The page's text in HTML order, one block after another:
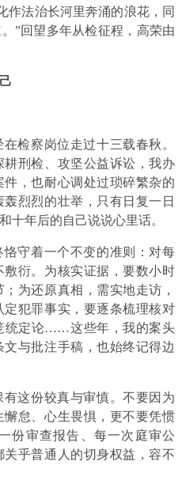
作法治长河里奔涌的浪花，同
”回望多年从检征程，高荣由
检察岗位走过十三载春秋。
刑检、攻坚公益诉讼，我办
，也耐心调处过琐碎繁杂的
烈烈的壮举，只有日复一日
十年后的自己说说心里话。
守着一个不变的准则：对每
衍。为核实证据，要数小时
为还原真相，需实地走访，
犯罪事实，要逐条梳理核对
统定论……这些年，我的案头
与批注手稿，也始终记得边
这份较真与审慎。不要因为
怠、心生畏惧，更不要凭惯
份审查报告、每一次庭审公
乎普通人的切身权益，容不